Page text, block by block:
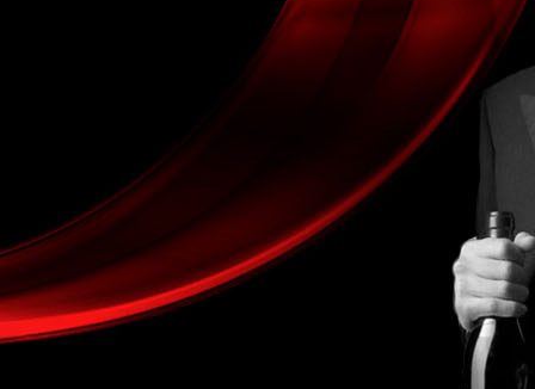
金湖凱銘儀表有限公司LOGO